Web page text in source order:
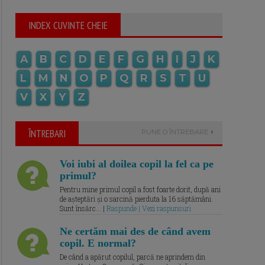
INDEX CUVINTE CHEIE
A B C D E F G H I J
K
L
M N O P Q R S T
U
V
X Y Z
ÎNTREBARI PUNE O ÎNTREBARE
Voi iubi al doilea copil la fel ca pe
primul?
Pentru mine primul copil a fost foarte dorit, după ani
de așteptări și o sarcină pierduta la 16 săptămâni.
Sunt însărc... | Raspunde | Vezi raspunsuri
Ne certăm mai des de când avem
copil. E normal?
De când a apărut copilul, parcă ne aprindem din